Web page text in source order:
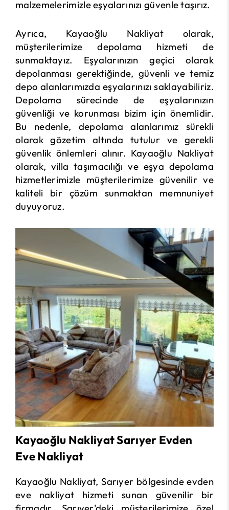
malzemelerimizle eşyalarınızı güvenle taşırız.
Ayrıca, Kayaoğlu Nakliyat olarak,
müşterilerimize depolama hizmeti de
sunmaktayız. Eşyalarınızın geçici olarak
depolanması gerektiğinde, güvenli ve temiz
depo alanlarımızda eşyalarınızı saklayabiliriz.
Depolama sürecinde de eşyalarınızın
güvenliği ve korunması bizim için önemlidir.
Bu nedenle, depolama alanlarımız sürekli
olarak gözetim altında tutulur ve gerekli
güvenlik önlemleri alınır. Kayaoğlu Nakliyat
olarak, villa taşımacılığı ve eşya depolama
hizmetlerimizle müşterilerimize güvenilir ve
kaliteli bir çözüm sunmaktan memnuniyet
duyuyoruz.
Kayaoğlu Nakliyat Sarıyer Evden
Eve Nakliyat
Kayaoğlu Nakliyat, Sarıyer bölgesinde evden
eve nakliyat hizmeti sunan güvenilir bir